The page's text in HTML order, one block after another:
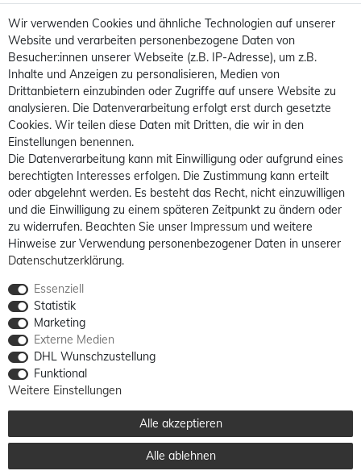
Wir verwenden Cookies und ähnliche Technologien auf unserer
Website und verarbeiten personenbezogene Daten von
Besucher:innen unserer Webseite (z.B. IP-Adresse), um z.B.
Inhalte und Anzeigen zu personalisieren, Medien von
Drittanbietern einzubinden oder Zugriffe auf unsere Website zu
analysieren. Die Datenverarbeitung erfolgt erst durch gesetzte
Cookies. Wir teilen diese Daten mit Dritten, die wir in den
Einstellungen benennen.
Die Datenverarbeitung kann mit Einwilligung oder aufgrund eines
berechtigten Interesses erfolgen. Die Zustimmung kann erteilt
oder abgelehnt werden. Es besteht das Recht, nicht einzuwilligen
und die Einwilligung zu einem späteren Zeitpunkt zu ändern oder
zu widerrufen. Beachten Sie unser Impressum und weitere
Hinweise zur Verwendung personenbezogener Daten in unserer
Daten­schutz­erklärung.
Essenziell
Statistik
Marketing
Externe Medien
DHL Wunschzustellung
Funktional
Weitere Einstellungen
Alle akzeptieren
Alle ablehnen